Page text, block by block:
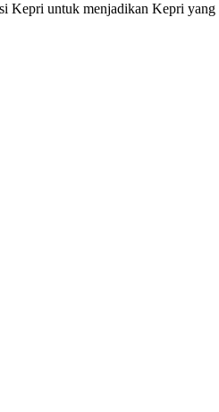
untuk menjadikan Kepri